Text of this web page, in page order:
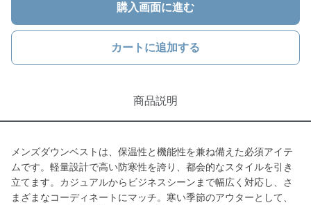
購入画面に進む
カートに追加する
商品説明
メンズダウンベストは、保温性と機能性を兼ね備えた必須アイテ
ムです。軽量設計で高い防寒性を誇り、都会的なスタイルを引き
立てます。カジュアルからビジネスシーンまで幅広く対応し、さ
まざまなコーディネートにマッチ。寒い季節のアウターとして、